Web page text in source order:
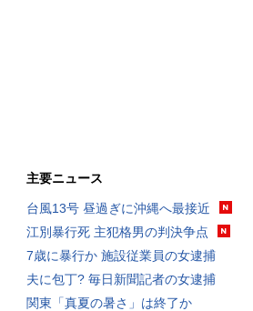
主要ニュース
台風13号 昼過ぎに沖縄へ最接近
江別暴行死 主犯格男の判決争点
7歳に暴行か 施設従業員の女逮捕
夫に包丁? 毎日新聞記者の女逮捕
関東「真夏の暑さ」は終了か